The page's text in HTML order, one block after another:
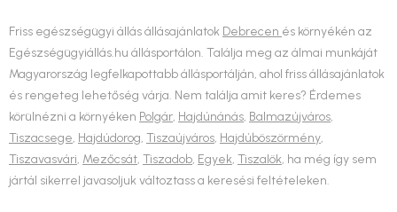
Friss egészségügyi állás állásajánlatok Debrecen és környékén az
Egészségügyiállás.hu állásportálon. Találja meg az álmai munkáját
Magyarország legfelkapottabb állásportálján, ahol friss állásajánlatok
és rengeteg lehetőség várja. Nem találja amit keres? Érdemes
körülnézni a környéken Polgár, Hajdúnánás, Balmazújváros,
Tiszacsege, Hajdúdorog, Tiszaújváros, Hajdúböszörmény,
Tiszavasvári, Mezőcsát, Tiszadob, Egyek, Tiszalök, ha még így sem
jártál sikerrel javasoljuk változtass a keresési feltételeken.